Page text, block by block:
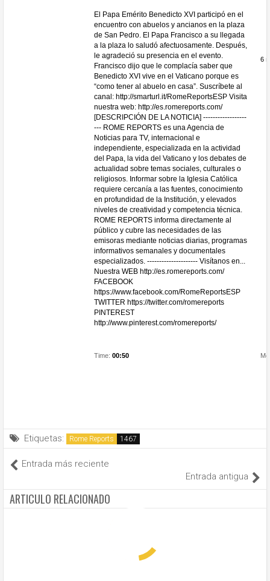
El Papa Emérito Benedicto XVI participó en el
encuentro con abuelos y ancianos en la plaza
de San Pedro. El Papa Francisco a su llegada
a la plaza lo saludó afectuosamente. Después,
le agradeció su presencia en el evento.
Francisco dijo que le complacía saber que
Benedicto XVI vive en el Vaticano porque es
“como tener al abuelo en casa”. Suscríbete al
canal: http://smarturl.it/RomeReportsESP Visita
nuestra web: http://es.romereports.com/
[DESCRIPCIÓN DE LA NOTICIA] ------------------
--- ROME REPORTS es una Agencia de
Noticias para TV, internacional e
independiente, especializada en la actividad
del Papa, la vida del Vaticano y los debates de
actualidad sobre temas sociales, culturales o
religiosos. Informar sobre la Iglesia Católica
requiere cercanía a las fuentes, conocimiento
en profundidad de la Institución, y elevados
niveles de creatividad y competencia técnica.
ROME REPORTS informa directamente al
público y cubre las necesidades de las
emisoras mediante noticias diarias, programas
informativos semanales y documentales
especializados. --------------------- Visítanos en...
Nuestra WEB http://es.romereports.com/
FACEBOOK
https://www.facebook.com/RomeReportsESP
TWITTER https://twitter.com/romereports
PINTEREST
http://www.pinterest.com/romereports/
6
Time: 00:50
Etiquetas: Rome Reports
Entrada más reciente
Entrada antigua
ARTICULO RELACIONADO